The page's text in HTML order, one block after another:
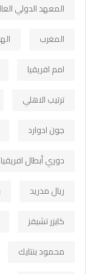
المعهد الدولي
المغرب
امم افريقيا
ترتيب الاهلي
جون ادوارد
دوري أبطال افريقيا
ريال مدريد
كايزر تشيفز
محمود بنتايك